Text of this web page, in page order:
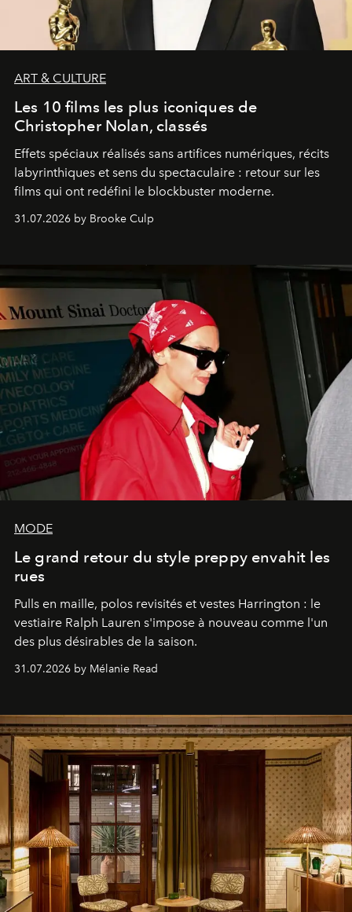
ART & CULTURE
Les 10 films les plus iconiques de
Christopher Nolan, classés
Effets spéciaux réalisés sans artifices numériques, récits
labyrinthiques et sens du spectaculaire : retour sur les
films qui ont redéfini le blockbuster moderne.
31.07.2026 by Brooke Culp
MODE
Le grand retour du style preppy envahit les
rues
Pulls en maille, polos revisités et vestes Harrington : le
vestiaire Ralph Lauren s'impose à nouveau comme l'un
des plus désirables de la saison.
31.07.2026 by Mélanie Read